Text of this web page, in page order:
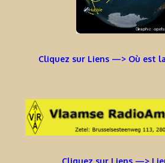
Cliquez sur Liens —> Où est